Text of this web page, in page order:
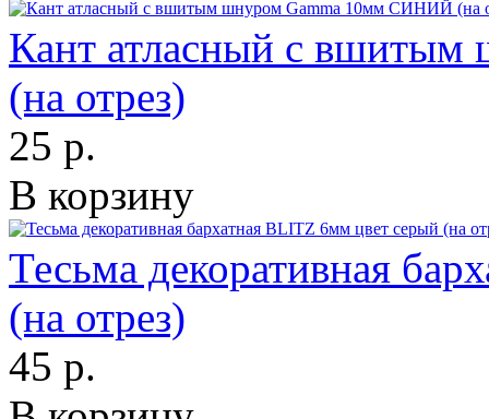
Кант атласный с
(на отрез)
25 р.
В корзину
Тесьма декоративная
(на отрез)
45 р.